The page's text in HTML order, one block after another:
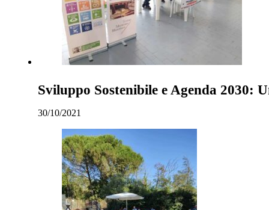
Sviluppo Sostenibile e Agenda 2030:
30/10/2021